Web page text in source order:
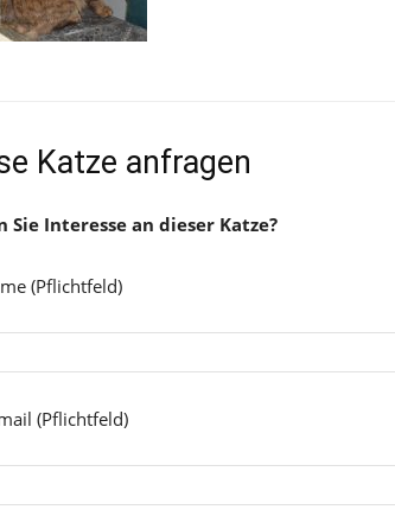
Katze anfragen
Sie Interesse an dieser Katze?
(Pflichtfeld)
(Pflichtfeld)